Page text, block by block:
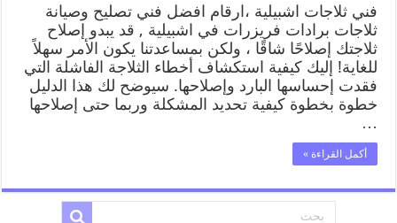
فني ثلاجات اشبيلية ،ارقام افضل فني تصليح وصيانة
ثلاجات برادات فريزرات في اشبيلية , قد يبدو إصلاح
ثلاجتك إصلاحًا شاقًا ، ولكن بمساعدتنا يكون الأمر سهلاً
للغاية! إليك كيفية استكشاف أخطاء الثلاجة الفاشلة التي
فقدت إحساسها البارد وإصلاحها. سيوضح لك هذا الدليل
خطوة بخطوة كيفية تحديد المشكلة وربما حتى إصلاحها
…
أكمل القراءة »